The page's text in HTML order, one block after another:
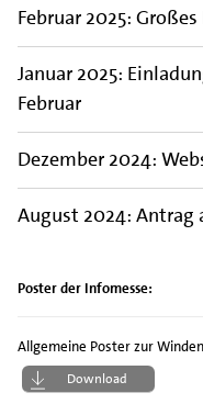
Februar 2025:
Januar 2025:
Februar
Dezember 2024:
August 2024: Antrag
Poster der Infomesse:
Allgemeine Poster zur
Download